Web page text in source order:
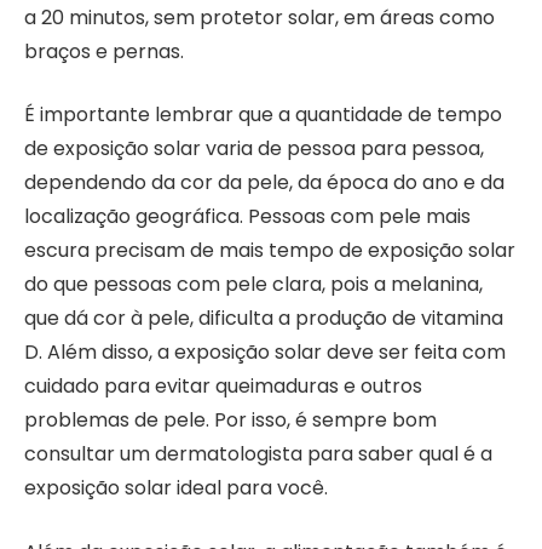
a 20 minutos, sem protetor solar, em áreas como
braços e pernas.
É importante lembrar que a quantidade de tempo
de exposição solar varia de pessoa para pessoa,
dependendo da cor da pele, da época do ano e da
localização geográfica. Pessoas com pele mais
escura precisam de mais tempo de exposição solar
do que pessoas com pele clara, pois a melanina,
que dá cor à pele, dificulta a produção de vitamina
D. Além disso, a exposição solar deve ser feita com
cuidado para evitar queimaduras e outros
problemas de pele. Por isso, é sempre bom
consultar um dermatologista para saber qual é a
exposição solar ideal para você.